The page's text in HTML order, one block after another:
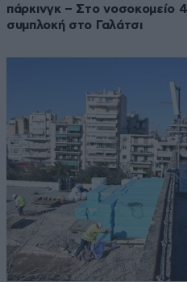
πάρκινγκ – Στο νοσοκομείο
συμπλοκή στο Γαλάτσι